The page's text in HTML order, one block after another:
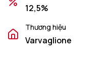
12,5%
Thương hiệu
Varvaglione